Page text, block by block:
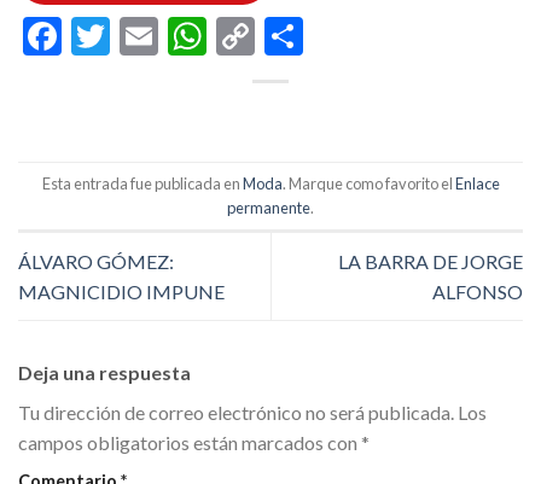
Facebook
Twitter
EmailWhatsApp
Copy
Link
Esta entrada fue publicada enModa. Marque como favorito elEnlace
permanente.
ÁLVARO GÓMEZ:
MAGNICIDIO IMPUNE
LA BARRA DE JORGE
ALFONSO
Deja una respuesta
Tu dirección de correo electrónico no será publicada. Los
campos obligatorios están marcados con *